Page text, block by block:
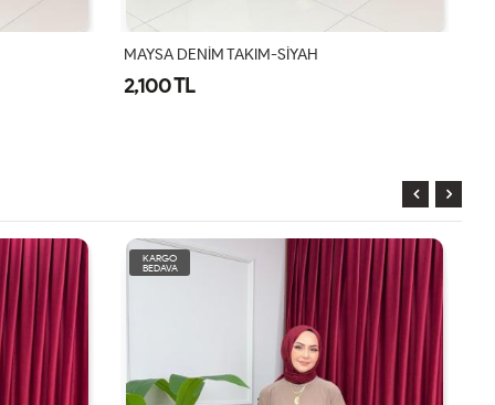
MAYSA DENİM TAKIM-MAVİ
2,100 TL
KARGO
BEDAVA